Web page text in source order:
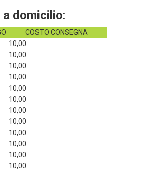
domicilio:
COSTO CONSEGNA
 10,00
 10,00
 10,00
 10,00
 10,00
 10,00
 10,00
 10,00
 10,00
 10,00
 10,00
 10,00